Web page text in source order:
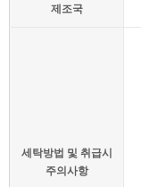
제조국
세탁방법 및 취급시
주의사항